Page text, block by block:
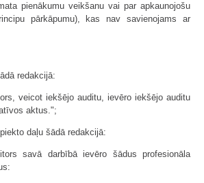
pienākumu veikšanu vai par apkaunojošu
pārkāpumu), kas nav savienojams ar
redakcijā:
veicot iekšējo auditu, ievēro iekšējo auditu
aktus.";
daļu šādā redakcijā:
savā darbībā ievēro šādus profesionāla